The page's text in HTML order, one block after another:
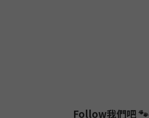
Follow我們吧 🐾